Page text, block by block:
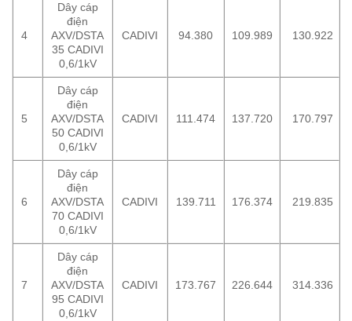
4
Dây cáp
điện
AXV/DSTA
35 CADIVI
0,6/1kV
CADIVI 94.380 109.989 130.922
5
Dây cáp
điện
AXV/DSTA
50 CADIVI
0,6/1kV
CADIVI 111.474 137.720 170.797
6
Dây cáp
điện
AXV/DSTA
70 CADIVI
0,6/1kV
CADIVI 139.711 176.374 219.835
7
Dây cáp
điện
AXV/DSTA
95 CADIVI
0,6/1kV
CADIVI 173.767 226.644 314.336